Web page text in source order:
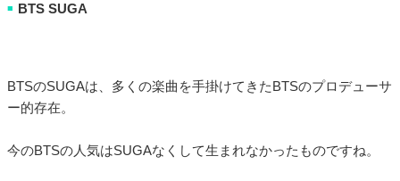
■ BTS SUGA
BTSのSUGAは、多くの楽曲を手掛けてきたBTSのプロデューサ
ー的存在。
今のBTSの人気はSUGAなくして生まれなかったものですね。